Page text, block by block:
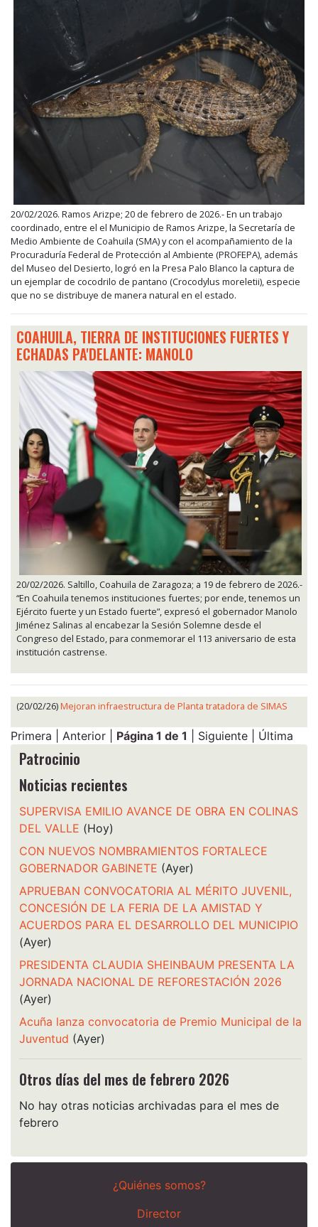
20/02/2026. Ramos Arizpe; 20 de febrero de 2026.- En un trabajo
coordinado, entre el el Municipio de Ramos Arizpe, la Secretaría de
Medio Ambiente de Coahuila (SMA) y con el acompañamiento de la
Procuraduría Federal de Protección al Ambiente (PROFEPA), además
del Museo del Desierto, logró en la Presa Palo Blanco la captura de
un ejemplar de cocodrilo de pantano (Crocodylus moreletii), especie
que no se distribuye de manera natural en el estado.
COAHUILA, TIERRA DE INSTITUCIONES FUERTES Y
ECHADAS PA'DELANTE: MANOLO
20/02/2026. Saltillo, Coahuila de Zaragoza; a 19 de febrero de 2026.-
“En Coahuila tenemos instituciones fuertes; por ende, tenemos un
Ejército fuerte y un Estado fuerte”, expresó el gobernador Manolo
Jiménez Salinas al encabezar la Sesión Solemne desde el
Congreso del Estado, para conmemorar el 113 aniversario de esta
institución castrense.
(20/02/26)Mejoran infraestructura de Planta tratadora de SIMAS
Primera | Anterior | Página 1 de 1 | Siguiente | Última
Patrocinio
Noticias recientes
SUPERVISA EMILIO AVANCE DE OBRA EN COLINAS
DEL VALLE (Hoy)
CON NUEVOS NOMBRAMIENTOS FORTALECE
GOBERNADOR GABINETE (Ayer)
APRUEBAN CONVOCATORIA AL MÉRITO JUVENIL,
CONCESIÓN DE LA FERIA DE LA AMISTAD Y
ACUERDOS PARA EL DESARROLLO DEL MUNICIPIO
(Ayer)
PRESIDENTA CLAUDIA SHEINBAUM PRESENTA LA
JORNADA NACIONAL DE REFORESTACIÓN 2026
(Ayer)
Acuña lanza convocatoria de Premio Municipal de la
Juventud (Ayer)
Otros días del mes de febrero 2026
No hay otras noticias archivadas para el mes de
febrero
¿Quiénes somos?
Director